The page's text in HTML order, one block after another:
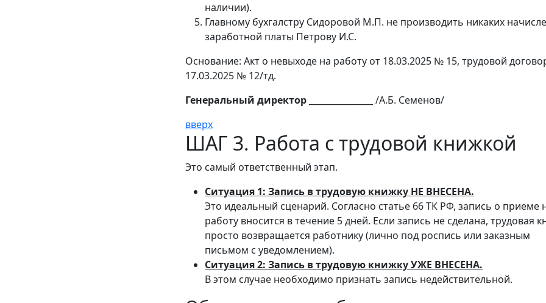
наличии).
Главному бухгалстру Сидоровой М.П. не производить никаких
заработной платы Петрову И.С.
Основание: Акт о невыходе на работу от 18.03.2025 № 15, трудовой
17.03.2025 № 12/тд.
Генеральный директор _______________ /А.Б. Семенов/
вверх
ШАГ 3. Работа с трудовой книжкой
Это самый ответственный этап.
Ситуация 1: Запись в трудовую книжку НЕ ВНЕСЕНА.
Это идеальный сценарий. Согласно статье 66 ТК РФ, запись о приеме
работу вносится в течение 5 дней. Если запись не сделана, трудовая
просто возвращается работнику (лично под роспись или заказным
письмом с уведомлением).
Ситуация 2: Запись в трудовую книжку УЖЕ ВНЕСЕНА.
В этом случае необходимо признать запись недействительной.